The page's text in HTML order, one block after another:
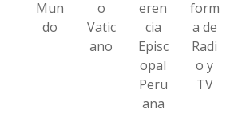
Mun
do
o
Vatic
ano
eren
cia
Episc
opal
Peru
ana
form
a de
Radi
o y
TV